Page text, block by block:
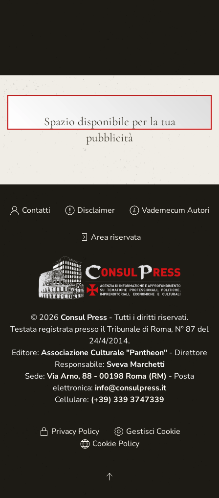
Spazio disponibile per la tua
pubblicità
Contatti Disclaimer Vademecum Autori
Area riservata
© 2026 Consul Press- Tutti i diritti riservati.
Testata registrata presso il Tribunale di Roma, N° 87 del
24/4/2014.
Editore: Associazione Culturale "Pantheon" - Direttore
Responsabile: Sveva Marchetti
Sede: Via Arno, 88 - 00198 Roma (RM) - Posta
elettronica: info@consulpress.it
Cellulare: (+39) 339 3747339
Privacy Policy
Gestisci Cookie
Cookie Policy